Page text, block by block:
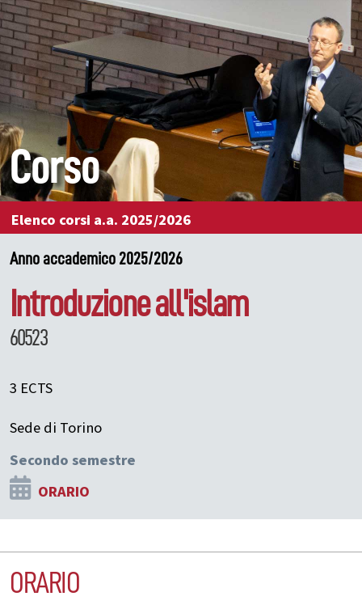
Corso
Elenco corsi a.a. 2025/2026
Anno accademico 2025/2026
Introduzione all'islam
60523
3 ECTS
Sede di Torino
Secondo semestre
ORARIO
ORARIO